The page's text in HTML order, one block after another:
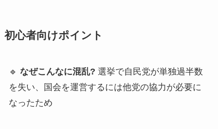
初心者向けポイント
🔹 なぜこんなに混乱? 選挙で自民党が単独過半数
を失い、国会を運営するには他党の協力が必要に
なったため